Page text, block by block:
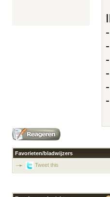
Favorieten/bladwijzers
Tweet this